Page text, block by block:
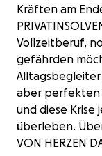
Kräften am
Vollzeitberuf,
gefährden
aber perfekten
und diese Krise
überleben.
VON HERZEN
Helft bitte,
€0 raised